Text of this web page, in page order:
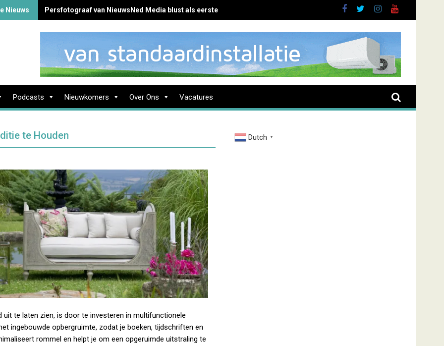
Nieuws Persfotograaf van NieuwsNed Media blust als eerste brand Zenderstraat
Podcasts Nieuwkomers Over Ons Vacatures
te Houden
te laten zien, is door te investeren in multifunctionele
ingebouwde opbergruimte, zodat je boeken, tijdschriften en
rommel en helpt je om een opgeruimde uitstraling te
Dutch ▼